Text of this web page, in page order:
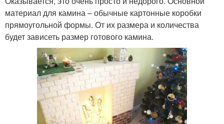
материал для камина – обычные картонные коробки
прямоугольной формы. От их размера и количества
будет зависеть размер готового камина.